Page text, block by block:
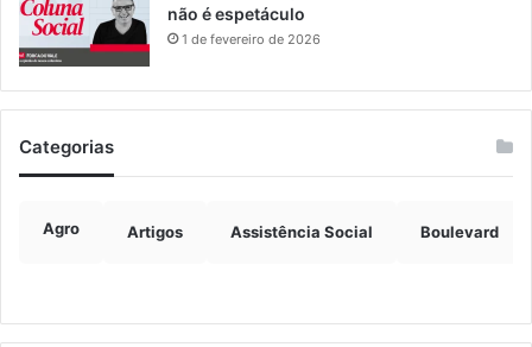
não é espetáculo
1 de fevereiro de 2026
Categorias
Agro Artigos Assistência Social Boulevard